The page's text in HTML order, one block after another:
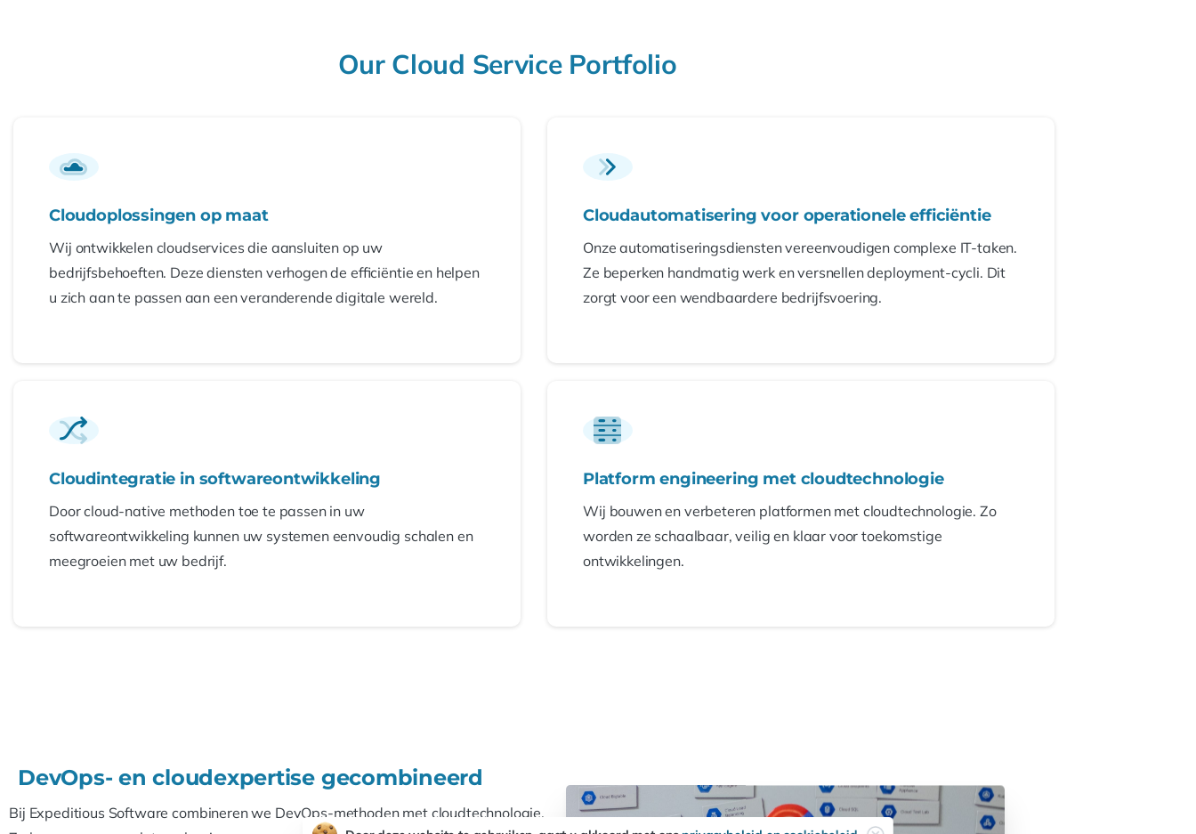
Our Cloud Service Portfolio
Cloudoplossingen op maat
Wij ontwikkelen cloudservices die aansluiten op uw
bedrijfsbehoeften. Deze diensten verhogen de efficiëntie en helpen
u zich aan te passen aan een veranderende digitale wereld.
Cloudintegratie in softwareontwikkeling
Door cloud-native methoden toe te passen in uw
softwareontwikkeling kunnen uw systemen eenvoudig schalen en
meegroeien met uw bedrijf.
Cloudautomatisering voor operationele efficiëntie
Onze automatiseringsdiensten vereenvoudigen complexe IT-taken.
Ze beperken handmatig werk en versnellen deployment-cycli. Dit
zorgt voor een wendbaardere bedrijfsvoering.
Platform engineering met cloudtechnologie
Wij bouwen en verbeteren platformen met cloudtechnologie. Zo
worden ze schaalbaar, veilig en klaar voor toekomstige
ontwikkelingen.
DevOps- en cloudexpertise gecombineerd
Bij Expeditious Software combineren we DevOps-methoden met cloudtechnologie.